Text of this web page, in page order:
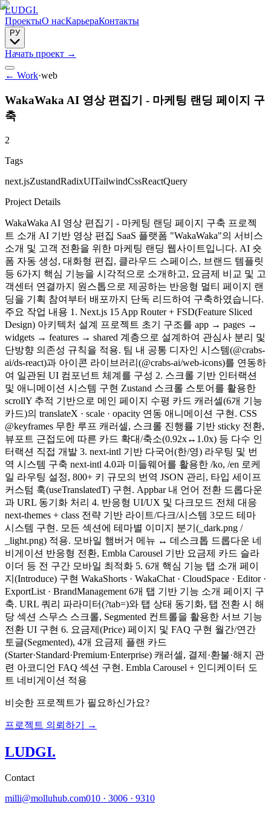
LUDGI.
ПроектыО насКарьераКонтакты
РУ
Начать проект →
← Work·web
WakaWaka AI 영상 편집기 - 마케팅 랜딩 페이지 구
축
2
Tags
next.jsZustandRadixUITailwindCssReactQuery
Project Details
WakaWaka AI 영상 편집기 - 마케팅 랜딩 페이지 구축 프로젝
트 소개 AI 기반 영상 편집 SaaS 플랫폼 "WakaWaka"의 서비스
소개 및 고객 전환을 위한 마케팅 랜딩 웹사이트입니다. AI 숏
폼 자동 생성, 대화형 편집, 클라우드 스페이스, 브랜드 템플릿
등 6가지 핵심 기능을 시각적으로 소개하고, 요금제 비교 및 고
객센터 연결까지 원스톱으로 제공하는 반응형 멀티 페이지 랜
딩을 기획 참여부터 배포까지 단독 리드하여 구축하였습니다.
주요 작업 내용 1. Next.js 15 App Router + FSD(Feature Sliced
Design) 아키텍처 설계 프로젝트 초기 구조를 app → pages →
widgets → features → shared 계층으로 설계하여 관심사 분리 및
단방향 의존성 규칙을 적용. 팀 내 공통 디자인 시스템(@crabs-
ai/ds-react)과 아이콘 라이브러리(@crabs-ai/web-icons)를 연동하
여 일관된 UI 컴포넌트 체계를 구성 2. 스크롤 기반 인터랙션
및 애니메이션 시스템 구현 Zustand 스크롤 스토어를 활용한
scrollY 추적 기반으로 메인 페이지 수평 카드 캐러셀(6개 기능
카드)의 translateX · scale · opacity 연동 애니메이션 구현. CSS
@keyframes 무한 루프 캐러셀, 스크롤 진행률 기반 sticky 전환,
뷰포트 근접도에 따른 카드 확대/축소(0.92x↔1.0x) 등 다수 인
터랙션 직접 개발 3. next-intl 기반 다국어(한/영) 라우팅 및 번
역 시스템 구축 next-intl 4.0과 미들웨어를 활용한 /ko, /en 로케
일 라우팅 설정, 800+ 키 규모의 번역 JSON 관리, 타입 세이프
커스텀 훅(useTranslatedT) 구현. Appbar 내 언어 전환 드롭다운
과 URL 동기화 처리 4. 반응형 UI/UX 및 다크모드 전체 대응
next-themes + class 전략 기반 라이트/다크/시스템 3모드 테마
시스템 구현. 모든 섹션에 테마별 이미지 분기(_dark.png /
_light.png) 적용. 모바일 햄버거 메뉴 ↔ 데스크톱 드롭다운 네
비게이션 반응형 전환, Embla Carousel 기반 요금제 카드 슬라
이더 등 전 구간 모바일 최적화 5. 6개 핵심 기능 탭 소개 페이
지(Introduce) 구현 WakaShorts · WakaChat · CloudSpace · Editor ·
ExportList · BrandManagement 6개 탭 기반 기능 소개 페이지 구
축. URL 쿼리 파라미터(?tab=)와 탭 상태 동기화, 탭 전환 시 해
당 섹션 스무스 스크롤, Segmented 컨트롤을 활용한 서브 기능
전환 UI 구현 6. 요금제(Price) 페이지 및 FAQ 구현 월간/연간
토글(Segmented), 4개 요금제 플랜 카드
(Starter·Standard·Premium·Enterprise) 캐러셀, 결제·환불·해지 관
련 아코디언 FAQ 섹션 구현. Embla Carousel + 인디케이터 도
트 네비게이션 적용
비슷한 프로젝트가 필요하신가요?
프로젝트 의뢰하기 →
LUDGI.
Contact
milli@molluhub.com010 · 3006 · 9310